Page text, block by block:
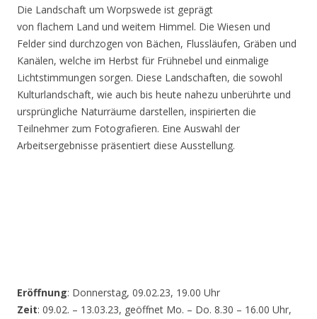
Die Landschaft um Worpswede ist geprägt
von flachem Land und weitem Himmel. Die Wiesen und
Felder sind durchzogen von Bächen, Flussläufen, Gräben und
Kanälen, welche im Herbst für Frühnebel und einmalige
Lichtstimmungen sorgen. Diese Landschaften, die sowohl
Kulturlandschaft, wie auch bis heute nahezu unberührte und
ursprüngliche Naturräume darstellen, inspirierten die
Teilnehmer zum Fotografieren. Eine Auswahl der
Arbeitsergebnisse präsentiert diese Ausstellung.
Eröffnung: Donnerstag, 09.02.23, 19.00 Uhr
Zeit: 09.02. – 13.03.23, geöffnet Mo. – Do. 8.30 – 16.00 Uhr,